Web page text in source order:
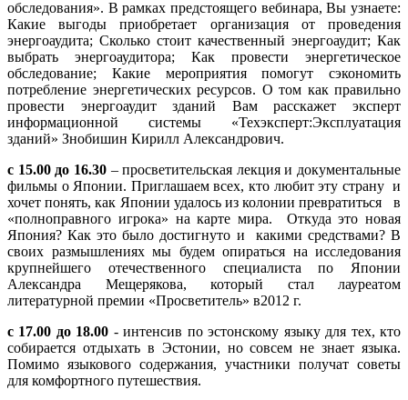
обследования». В рамках предстоящего вебинара, Вы узнаете:
Какие выгоды приобретает организация от проведения
энергоаудита; Сколько стоит качественный энергоаудит; Как
выбрать энергоаудитора; Как провести энергетическое
обследование; Какие мероприятия помогут сэкономить
потребление энергетических ресурсов. О том как правильно
провести энергоаудит зданий Вам расскажет эксперт
информационной системы «Техэксперт:Эксплуатация
зданий» Знобишин Кирилл Александрович.
с 15.00 до 16.30– просветительская лекция и документальные
фильмы о Японии. Приглашаем всех, кто любит эту страну и
хочет понять, как Японии удалось из колонии превратиться в
«полноправного игрока» на карте мира. Откуда это новая
Япония? Как это было достигнуто и какими средствами? В
своих размышлениях мы будем опираться на исследования
крупнейшего отечественного специалиста по Японии
Александра Мещерякова, который стал лауреатом
литературной премии «Просветитель» в2012 г.
с 17.00 до 18.00 - интенсив по эстонскому языку для тех, кто
собирается отдыхать в Эстонии, но совсем не знает языка.
Помимо языкового содержания, участники получат советы
для комфортного путешествия.